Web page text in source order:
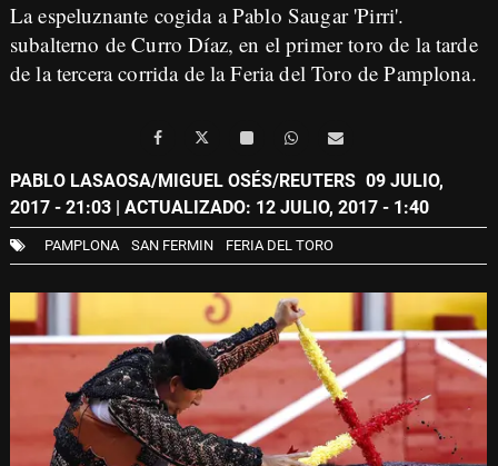
La espeluznante cogida a Pablo Saugar 'Pirri'.
subalterno de Curro Díaz, en el primer toro de la tarde
de la tercera corrida de la Feria del Toro de Pamplona.
PABLO LASAOSA/MIGUEL OSÉS/REUTERS 09 JULIO,
2017 - 21:03 | ACTUALIZADO: 12 JULIO, 2017 - 1:40
PAMPLONA SAN FERMIN FERIA DEL TORO